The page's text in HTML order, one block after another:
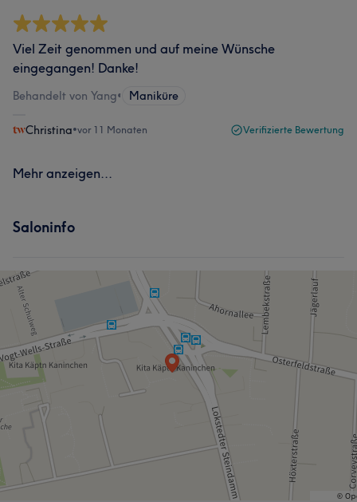
Viel Zeit genommen und auf meine Wünsche
eingegangen! Danke!
Behandelt von Yang• Maniküre
Christina•vor 11 Monaten Verifizierte Bewertung
Mehr anzeigen...
Saloninfo